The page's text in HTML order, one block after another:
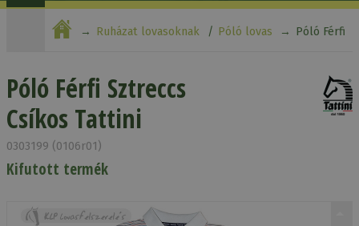
Ruházat lovasoknak Póló lovas Póló Férfi
Póló Férfi Sztreccs
Csíkos Tattini
0303199 (0106r01)
Kifutott termék